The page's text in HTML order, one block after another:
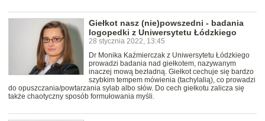
Giełkot nasz (nie)powszedni - badania
logopedki z Uniwersytetu Łódzkiego
28 stycznia 2022, 13:45
Dr Monika Kaźmierczak z Uniwersytetu Łódzkiego
prowadzi badania nad giełkotem, nazywanym
inaczej mową bezładną. Giełkot cechuje się bardzo
szybkim tempem mówienia (tachylalią), co prowadzi
do opuszczania/powtarzania sylab albo słów. Do cech giełkotu zalicza się
także chaotyczny sposób formułowania myśli.